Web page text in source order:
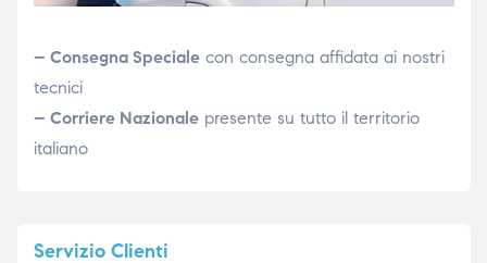
– Consegna Specialecon consegna affidata ai nostri
tecnici
– Corriere Nazionalepresente su tutto il territorio
italiano
ServizioClienti